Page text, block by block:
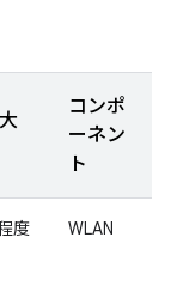
コンポ
ーネン
ト
度 WLAN